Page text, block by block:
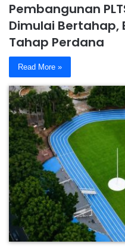
Pembangunan
Dimulai Bertahap,
Tahap Perdana
Read More »